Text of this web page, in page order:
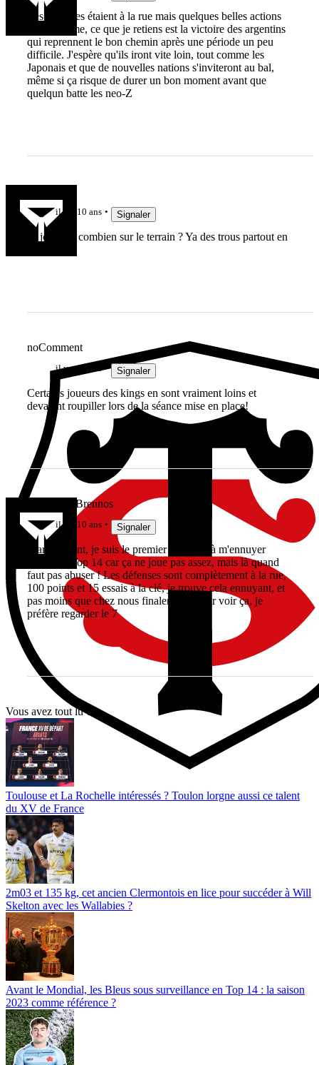
Les défenses étaient à la rue mais quelques belles actions
quand même, ce que je retiens est la victoire des argentins
qui reprennent le bon chemin après une période un peu
difficile. J'espère qu'ils iront vite loin, tout comme les
Japonais et que de nouvelles nations s'inviteront au bal,
même si ça risque de durer un bon moment avant que
quelqun batte les neo-Z
il y a 10 ans Signaler
ils jouent à combien sur le terrain ? Ya des trous partout en
noComment
il y a 10 ans Signaler
Certains joueurs des kings en sont vraiment loins et
devaient roupiller lors de la séance mise en place!
Vae Victis Brennos
il y a 10 ans Signaler
Franchement, je suis le premier à râler et à m'ennuyer
devant le Top 14 car ça ne joue pas assez, mais là quand
faut pas abuser ! Les défenses sont complètement à la rue,
100 points et 15 essais à la clé, je trouve cela ennuyant, et
pas moins que chez nous finalement. Pour voir ça, je
préfère regarder le 7
Vous avez tout lu ?
Toulouse et La Rochelle intéressés ? Toulon lorgne aussi ce talent
du XV de France
2m03 et 135 kg, cet ancien Clermontois en lice pour succéder à Will
Skelton avec les Wallabies ?
Avant le Mondial, les Bleus sous surveillance en Top 14 : la saison
2023 comme référence ?